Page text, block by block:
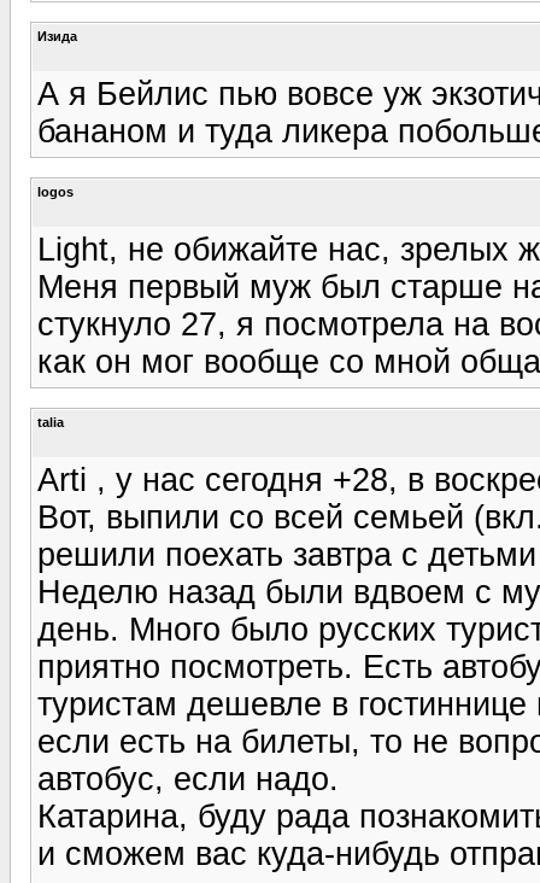
Изида
А я Бейлис пью вовсе уж
бананом и туда ликера
logos
Light, не обижайте нас, зрелых
Меня первый муж был старше
стукнуло 27, я посмотрела на
как он мог вообще со мной
talia
Arti , у нас сегодня +28, в
Вот, выпили со всей семьей
решили поехать завтра с
Неделю назад были вдвоем с
день. Много было русских
приятно посмотреть. Есть
туристам дешевле в
если есть на билеты, то не
автобус, если надо.
Катарина, буду рада
и сможем вас куда-нибудь